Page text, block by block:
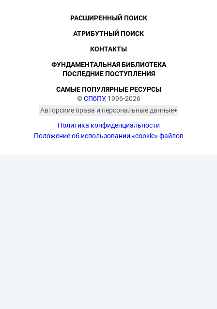
©СПбПУ, 1996-2026
Авторские права и персональные данные
изображённых лиц в соответствии
с требованиями законодательства
Политика конфиденциальности
Положение об использовании «cookie» файлов
РАСШИРЕННЫЙ ПОИСК
АТРИБУТНЫЙ ПОИСК
КОНТАКТЫ
ФУНДАМЕНТАЛЬНАЯ БИБЛИОТЕКА
ПОСЛЕДНИЕ ПОСТУПЛЕНИЯ
САМЫЕ ПОПУЛЯРНЫЕ РЕСУРСЫ